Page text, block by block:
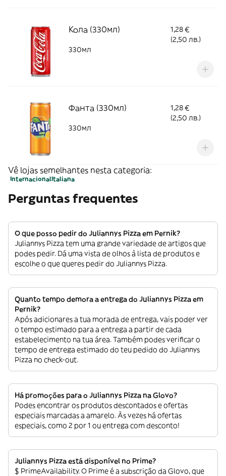
Кола (330мл)
1,28 €
(2,50 лв.)
330мл
Фанта (330мл)
1,28 €
(2,50 лв.)
330мл
Vê lojas semelhantes nesta categoria:
InternacionalItaliana
Perguntas frequentes
O que posso pedir do Juliannys Pizza em Pernik?
Juliannys Pizza tem uma grande variedade de artigos que
podes pedir. Dá uma vista de olhos à lista de produtos e
escolhe o que queres pedir do Juliannys Pizza.
Quanto tempo demora a entrega do Juliannys Pizza em
Pernik?
Após adicionares a tua morada de entrega, vais poder ver
o tempo estimado para a entrega a partir de cada
estabelecimento na tua área. Também podes verificar o
tempo de entrega estimado do teu pedido do Juliannys
Pizza no check-out.
Há promoções para o Juliannys Pizza na Glovo?
Podes encontrar os produtos descontados e ofertas
especiais marcadas a amarelo. Às vezes há ofertas
especiais, como 2 por 1 ou entrega com desconto!
Juliannys Pizza está disponível no Prime?
$ PrimeAvailability. O Prime é a subscrição da Glovo, que